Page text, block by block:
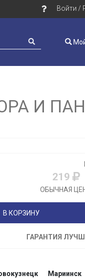
Войти /
И
219
ОБЫЧНАЯ
В КОРЗИНУ
ГАРАНТИЯ
Мариинск